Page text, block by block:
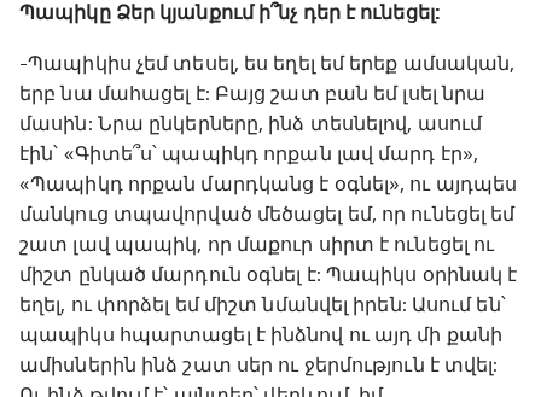
Պապիկը Ձեր կյանքում ի՞նչ դեր է ունեցել:
-Պապիկիս չեմ տեսել, ես եղել եմ երեք ամսական,
երբ նա մահացել է: Բայց շատ բան եմ լսել նրա
մասին: Նրա ընկերները, ինձ տեսնելով, ասում
էին՝ «Գիտե՞ս՝ պապիկդ որքան լավ մարդ էր»,
«Պապիկդ որքան մարդկանց է օգնել», ու այդպես
մանկուց տպավորված մեծացել եմ, որ ունեցել եմ
շատ լավ պապիկ, որ մաքուր սիրտ է ունեցել ու
միշտ ընկած մարդուն օգնել է: Պապիկս օրինակ է
եղել, ու փորձել եմ միշտ նմանվել իրեն: Ասում են՝
պապիկս հպարտացել է ինձնով ու այդ մի քանի
ամիսներին ինձ շատ սեր ու ջերմություն է տվել: